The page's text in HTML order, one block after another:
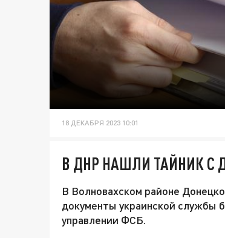
18 ДЕКАБРЯ 2023 10:01
В ДНР НАШЛИ ТАЙНИК С
В Волновахском районе
документы украинской службы
управлении ФСБ.